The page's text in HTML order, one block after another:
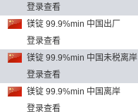
登录查看
镁锭 99.9%min 中国出厂
登录查看
镁锭 99.9%min 中国未税离岸
登录查看
镁锭 99.9%min 中国离岸
登录查看